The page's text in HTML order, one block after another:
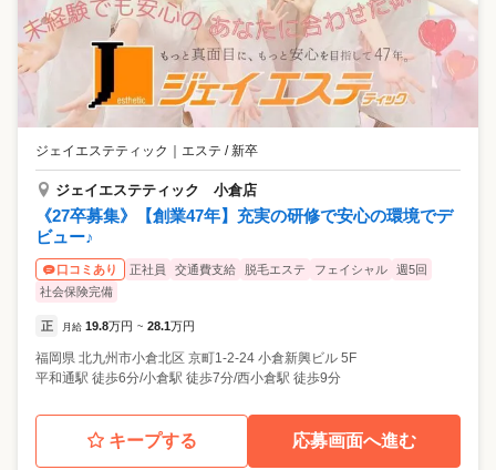
ジェイエステティック エステ / 新卒
ジェイエステティック 小倉店
《27卒募集》【創業47年】充実の研修で安心の環境でデ
ビュー♪
口コミあり 正社員 交通費支給 脱毛エステ フェイシャル
週5回
社会保険完備
正 月給 19.8万円 ~ 28.1万円
福岡県 北九州市小倉北区 京町1-2-24 小倉新興ビル 5F
平和通駅 徒歩6分/小倉駅 徒歩7分/西小倉駅 徒歩9分
キープする 応募画面へ進む